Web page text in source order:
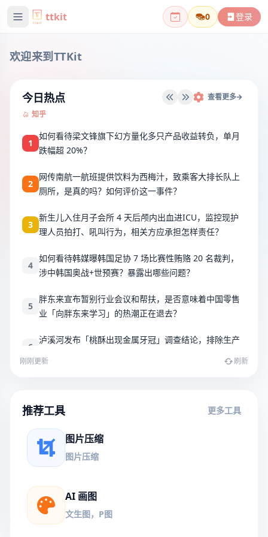
ttkit 0 登录
欢迎来到TTKit
今日热点
知乎
查看更多
1
如何看待梁文锋旗下幻方量化多只产品收益转负，单月
跌幅超 20%？
2
网传南航一航班提供饮料为西梅汁，致乘客大排长队上
厕所，是真的吗？如何评价这一事件？
3
新生儿入住月子会所 4 天后颅内出血进ICU，监控现护
理人员拍打、吼叫行为，相关方应承担怎样责任？
4
如何看待韩媒曝韩国足协 7 场比赛性贿赂 20 名裁判，
涉中韩国奥战+世预赛？暴露出哪些问题？
5
胖东来宣布暂别行业会议和帮扶，是否意味着中国零售
业「向胖东来学习」的热潮正在退去？
6
泸溪河发布「桃酥出现金属牙冠」调查结论，排除生产
此事？
8
折，被当场逮捕，为什么会做出此举？日本运动员的处
境如何？
9
多家手机品牌回应将大规模涨价，OPPO、荣耀、小米等
唐僧扫塔为什么不从最高层往下扫，而是从下往上扫？
刚刚更新 刷新
推荐工具 更多工具
图片压缩
图片压缩
AI 画图
文生图，P图